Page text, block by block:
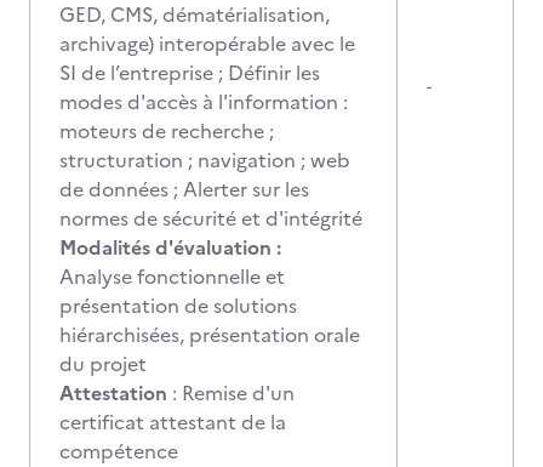
GED, CMS, dématérialisation,
archivage) interopérable avec le
SI de l’entreprise ; Définir les
modes d'accès à l'information :
moteurs de recherche ;
structuration ; navigation ; web
de données ; Alerter sur les
normes de sécurité et d'intégrité
Modalités d'évaluation :
Analyse fonctionnelle et
présentation de solutions
hiérarchisées, présentation orale
du projet
Attestation : Remise d'un
certificat attestant de la
compétence
-